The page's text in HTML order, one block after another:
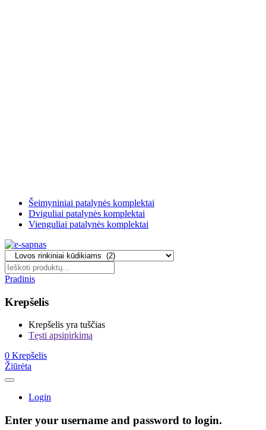
Šeimyniniai patalynės komplektai
Dviguliai patalynės komplektai
Vienguliai patalynės komplektai
Pradinis
Krepšelis
Krepšelis yra tuščias
Tęsti apsipirkimą
0 Krepšelis
Žiūrėta
Login
Enter your username and password to login.